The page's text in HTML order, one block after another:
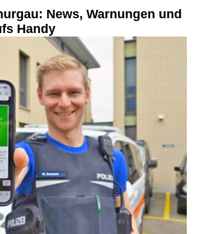
News, Warnungen und
Handy